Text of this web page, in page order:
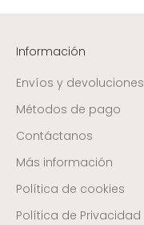
Información
Envíos y devoluciones
Métodos de pago
Contáctanos
Más información
Política de cookies
Política de Privacidad